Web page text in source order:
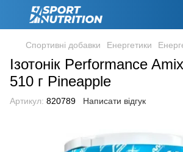
Спортивні добавки Енергетики
Ізотонік Performance
510 г Pineapple
Артикул: 820789 Написати відгук